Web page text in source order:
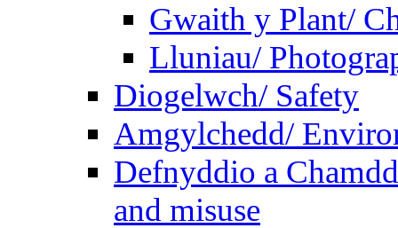
Gwaith y Plant/
Lluniau/
Diogelwch/ Safety
Amgylchedd/
Defnyddio a
and misuse